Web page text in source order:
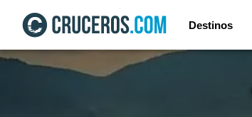
Destinos